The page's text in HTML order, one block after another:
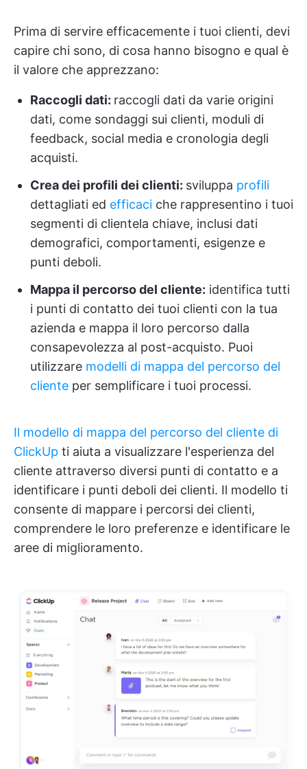
Prima di servire efficacemente i tuoi clienti, devi
capire chi sono, di cosa hanno bisogno e qual è
il valore che apprezzano:
Raccogli dati: raccogli dati da varie origini
dati, come sondaggi sui clienti, moduli di
feedback, social media e cronologia degli
acquisti.
Crea dei profili dei clienti: sviluppa profili
dettagliati ed efficaci che rappresentino i tuoi
segmenti di clientela chiave, inclusi dati
demografici, comportamenti, esigenze e
punti deboli.
Mappa il percorso del cliente: identifica tutti
i punti di contatto dei tuoi clienti con la tua
azienda e mappa il loro percorso dalla
consapevolezza al post-acquisto. Puoi
utilizzare modelli di mappa del percorso del
cliente per semplificare i tuoi processi.
Il modello di mappa del percorso del cliente di
ClickUp ti aiuta a visualizzare l'esperienza del
cliente attraverso diversi punti di contatto e a
identificare i punti deboli dei clienti. Il modello ti
consente di mappare i percorsi dei clienti,
comprendere le loro preferenze e identificare le
aree di miglioramento.